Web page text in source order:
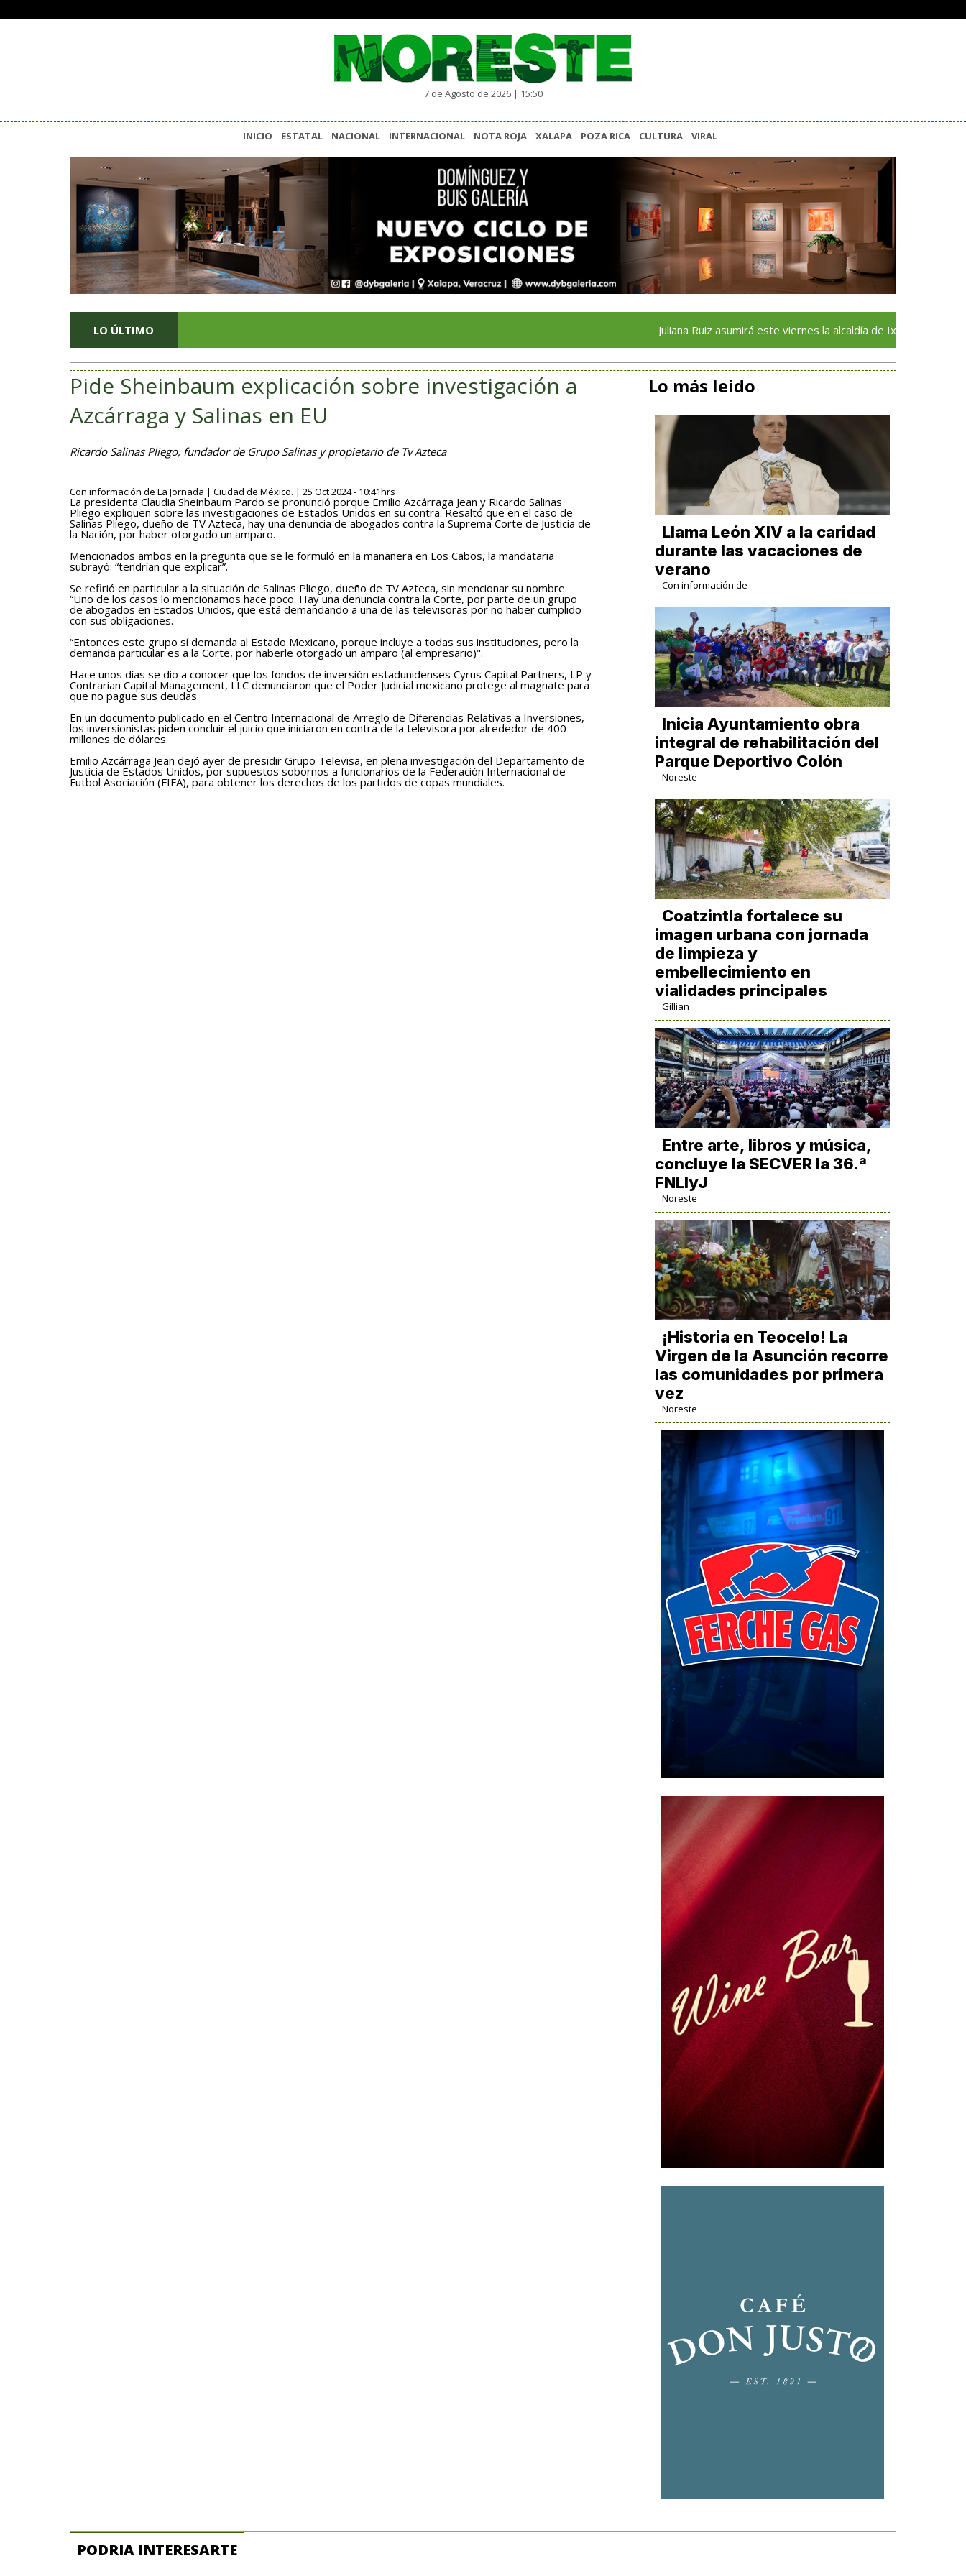
7 de Agosto de 2026 | 15:50
INICIO ESTATAL NACIONAL INTERNACIONAL NOTA ROJA XALAPA POZA RICA CULTURA VIRAL
LO ÚLTIMO Juliana Ruiz asumirá este viernes la alcaldía de Ixhuatlán del Sureste
Pide Sheinbaum explicación sobre investigación a
Azcárraga y Salinas en EU
Ricardo Salinas Pliego, fundador de Grupo Salinas y propietario de Tv Azteca
Con información de La Jornada | Ciudad de México. | 25 Oct 2024 - 10:41hrs
La presidenta Claudia Sheinbaum Pardo se pronunció porque Emilio Azcárraga Jean y Ricardo Salinas
Pliego expliquen sobre las investigaciones de Estados Unidos en su contra. Resaltó que en el caso de
Salinas Pliego, dueño de TV Azteca, hay una denuncia de abogados contra la Suprema Corte de Justicia de
la Nación, por haber otorgado un amparo.
Mencionados ambos en la pregunta que se le formuló en la mañanera en Los Cabos, la mandataria
subrayó: “tendrían que explicar”.
Se refirió en particular a la situación de Salinas Pliego, dueño de TV Azteca, sin mencionar su nombre.
“Uno de los casos lo mencionamos hace poco. Hay una denuncia contra la Corte, por parte de un grupo
de abogados en Estados Unidos, que está demandando a una de las televisoras por no haber cumplido
con sus obligaciones.
“Entonces este grupo sí demanda al Estado Mexicano, porque incluye a todas sus instituciones, pero la
demanda particular es a la Corte, por haberle otorgado un amparo (al empresario)".
Hace unos días se dio a conocer que los fondos de inversión estadunidenses Cyrus Capital Partners, LP y
Contrarian Capital Management, LLC denunciaron que el Poder Judicial mexicano protege al magnate para
que no pague sus deudas.
En un documento publicado en el Centro Internacional de Arreglo de Diferencias Relativas a Inversiones,
los inversionistas piden concluir el juicio que iniciaron en contra de la televisora por alrededor de 400
millones de dólares.
Emilio Azcárraga Jean dejó ayer de presidir Grupo Televisa, en plena investigación del Departamento de
Justicia de Estados Unidos, por supuestos sobornos a funcionarios de la Federación Internacional de
Futbol Asociación (FIFA), para obtener los derechos de los partidos de copas mundiales.
Lo más leido
Llama León XIV a la caridad
durante las vacaciones de
verano
Con información de
Inicia Ayuntamiento obra
integral de rehabilitación del
Parque Deportivo Colón
Noreste
Coatzintla fortalece su
imagen urbana con jornada
de limpieza y
embellecimiento en
vialidades principales
Gillian
Entre arte, libros y música,
concluye la SECVER la 36.ª
FNLIyJ
Noreste
​¡Historia en Teocelo! La
Virgen de la Asunción recorre
las comunidades por primera
vez
Noreste
PODRIA INTERESARTE